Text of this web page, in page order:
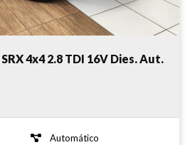
4x4 2.8 TDI 16V Dies. Aut.
Automático